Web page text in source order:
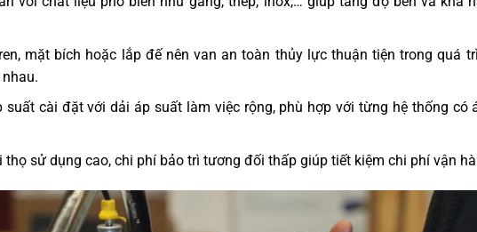
mặt bích hoặc lắp đế nên van an toàn thủy lực thuận tiện trong quá
suất cài đặt với dải áp suất làm việc rộng, phù hợp với từng hệ thống có
sử dụng cao, chi phí bảo trì tương đối thấp giúp tiết kiệm chi phí vận